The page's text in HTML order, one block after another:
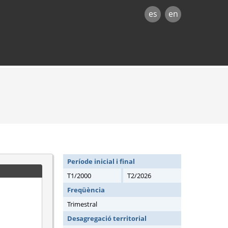
es en
Període inicial i final
T1/2000
T2/2026
Freqüència
Trimestral
Desagregació territorial